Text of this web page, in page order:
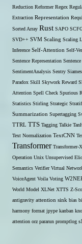
Reduction Reformer Regex
Extraction Representation
Sorted Array Rust SAPO
SVD++ SVM Scaling Scaling
Inference Self-Attention Self-
Sentence Representation
SentimentAnalysis Sentry
Paradox Skill Skywork Reward
Attention Spell Check Spurious
Statistics Stirling Strategic
Summarization Supertagging
TTRL TTS Tagging Talkie
Text Normalization TextCNN
Transformer Transformer-
Operation Unix Unsupervised
Semantics Verifier Virtual
VoiceAgent Voila Voting
World Model XLNet XTTS Z-
antigravity attention sink bias
harmony format jpype kanban
attention orz pararun promptlog s1